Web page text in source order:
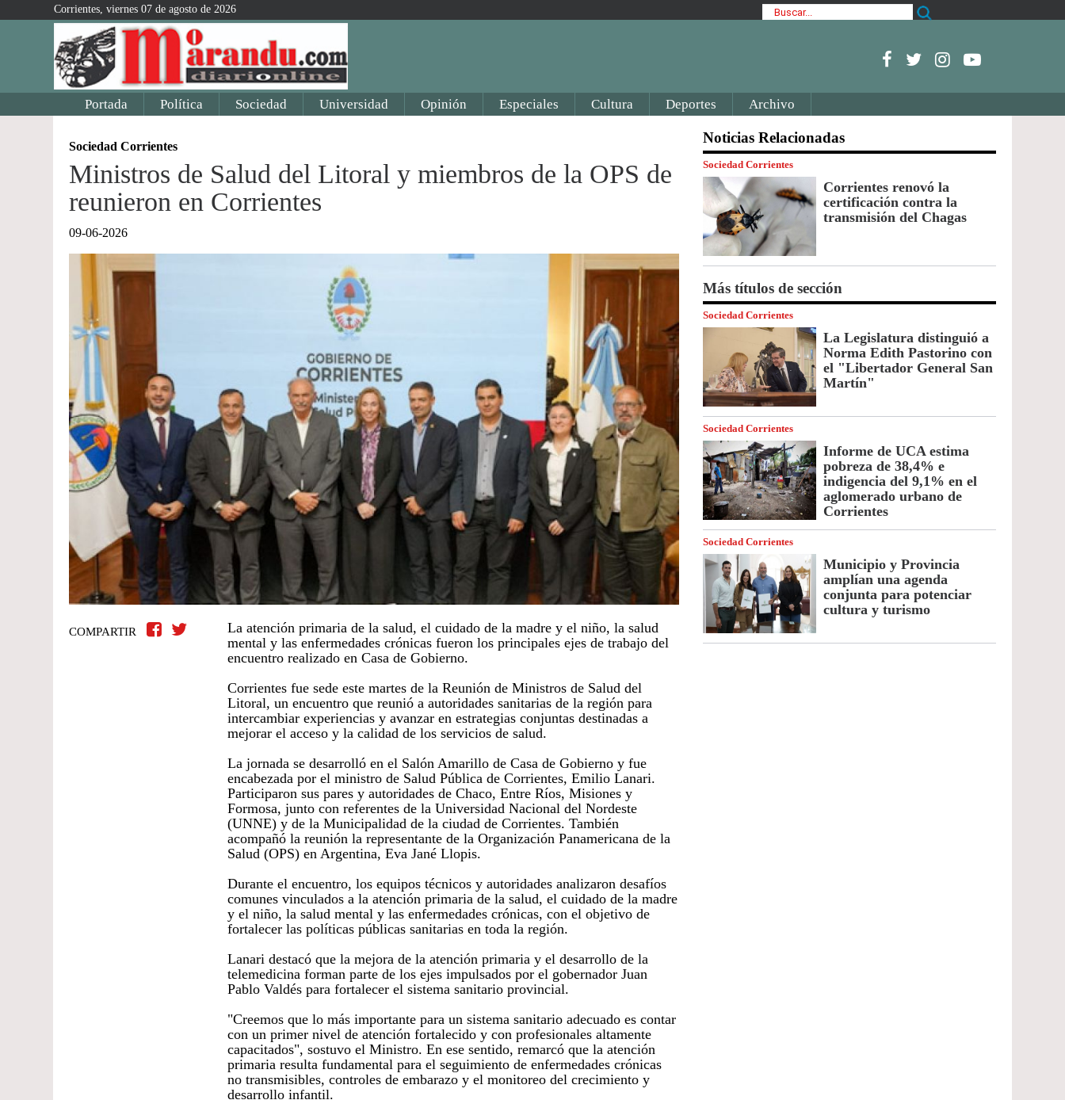
Corrientes, viernes 07 de agosto de 2026
Portada Política Sociedad Universidad Opinión Especiales Cultura Deportes Archivo
Sociedad Corrientes
Ministros de Salud del Litoral y miembros de la OPS de
reunieron en Corrientes
09-06-2026
COMPARTIR
La atención primaria de la salud, el cuidado de la madre y el niño, la salud
mental y las enfermedades crónicas fueron los principales ejes de trabajo del
encuentro realizado en Casa de Gobierno.
Corrientes fue sede este martes de la Reunión de Ministros de Salud del
Litoral, un encuentro que reunió a autoridades sanitarias de la región para
intercambiar experiencias y avanzar en estrategias conjuntas destinadas a
mejorar el acceso y la calidad de los servicios de salud.
La jornada se desarrolló en el Salón Amarillo de Casa de Gobierno y fue
encabezada por el ministro de Salud Pública de Corrientes, Emilio Lanari.
Participaron sus pares y autoridades de Chaco, Entre Ríos, Misiones y
Formosa, junto con referentes de la Universidad Nacional del Nordeste
(UNNE) y de la Municipalidad de la ciudad de Corrientes. También
acompañó la reunión la representante de la Organización Panamericana de la
Salud (OPS) en Argentina, Eva Jané Llopis.
Durante el encuentro, los equipos técnicos y autoridades analizaron desafíos
comunes vinculados a la atención primaria de la salud, el cuidado de la madre
y el niño, la salud mental y las enfermedades crónicas, con el objetivo de
fortalecer las políticas públicas sanitarias en toda la región.
Lanari destacó que la mejora de la atención primaria y el desarrollo de la
telemedicina forman parte de los ejes impulsados por el gobernador Juan
Pablo Valdés para fortalecer el sistema sanitario provincial.
"Creemos que lo más importante para un sistema sanitario adecuado es contar
con un primer nivel de atención fortalecido y con profesionales altamente
capacitados", sostuvo el Ministro. En ese sentido, remarcó que la atención
primaria resulta fundamental para el seguimiento de enfermedades crónicas
no transmisibles, controles de embarazo y el monitoreo del crecimiento y
desarrollo infantil.
Noticias Relacionadas
Sociedad Corrientes
Corrientes renovó la
certificación contra la
transmisión del Chagas
Más títulos de sección
Sociedad Corrientes
La Legislatura distinguió a
Norma Edith Pastorino con
el "Libertador General San
Martín"
Sociedad Corrientes
Informe de UCA estima
pobreza de 38,4% e
indigencia del 9,1% en el
aglomerado urbano de
Corrientes
Sociedad Corrientes
Municipio y Provincia
amplían una agenda
conjunta para potenciar
cultura y turismo